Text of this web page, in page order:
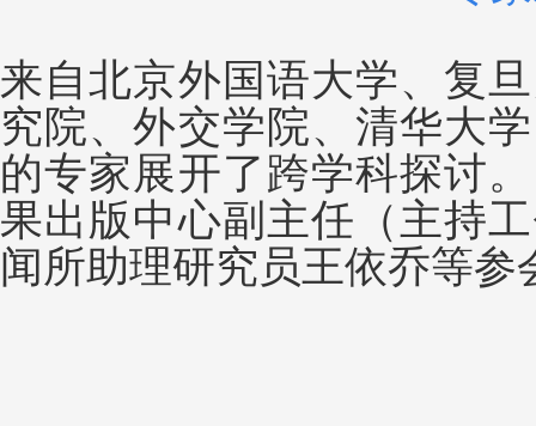
来自北京外国语大学、复
究院、外交学院、清华大
的专家展开了跨学科探讨
果出版中心副主任（主持
闻所助理研究员王依乔等参